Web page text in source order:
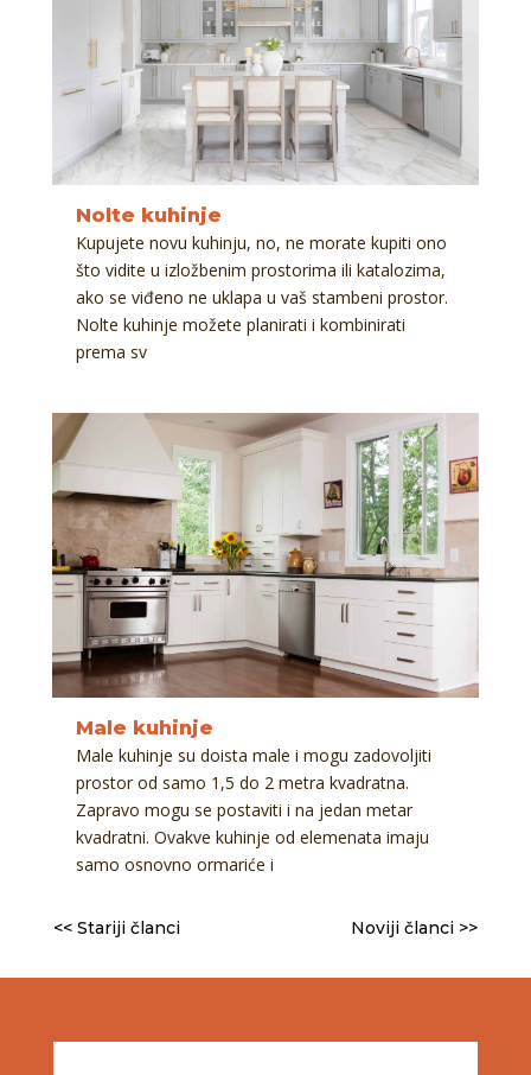
Nolte kuhinje
Kupujete novu kuhinju, no, ne morate kupiti ono
što vidite u izložbenim prostorima ili katalozima,
ako se viđeno ne uklapa u vaš stambeni prostor.
Nolte kuhinje možete planirati i kombinirati
prema sv
Male kuhinje
Male kuhinje su doista male i mogu zadovoljiti
prostor od samo 1,5 do 2 metra kvadratna.
Zapravo mogu se postaviti i na jedan metar
kvadratni. Ovakve kuhinje od elemenata imaju
samo osnovno ormariće i
<< Stariji članci Noviji članci >>